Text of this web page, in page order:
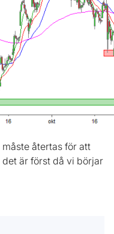
återtas för att
är först då vi börjar